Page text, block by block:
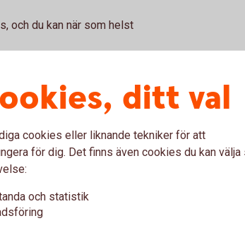
och du kan när som helst
ditt val
cookies eller liknande tekniker för att
för dig. Det finns även cookies du kan välja
och statistik